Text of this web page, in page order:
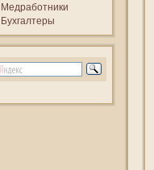
Медработники
Бухгалтеры